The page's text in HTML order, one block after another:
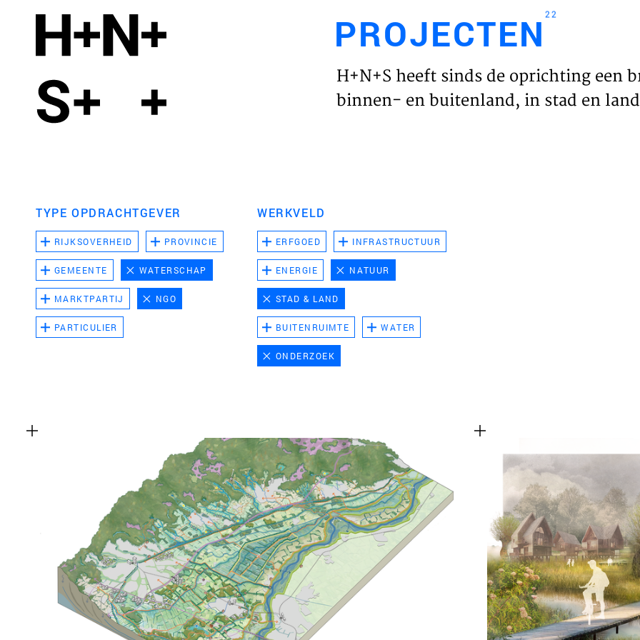
HOME
PROJECTEN22
H+N+S heeft sinds de oprichting een
binnen- en buitenland, in stad en
TYPE OPDRACHTGEVER
RIJKSOVERHEID PROVINCIE
GEMEENTE WATERSCHAP
MARKTPARTIJ NGO
PARTICULIER
WERKVELD
ERFGOED INFRASTRUCTUUR
ENERGIE NATUUR
STAD & LAND
BUITENRUIMTE WATER
ONDERZOEK